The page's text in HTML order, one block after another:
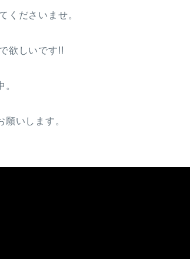
くださいませ。
欲しいです!!
いします。